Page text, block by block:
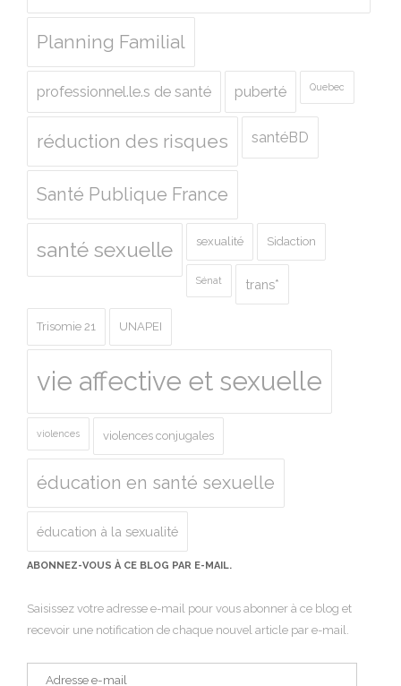
Planning Familial
professionnel.le.s de santé puberté Quebec
réduction des risques santéBD
Santé Publique France
santé sexuelle sexualité Sidaction
Sénat trans*
Trisomie 21 UNAPEI
vie affective et sexuelle
violences violences conjugales
éducation en santé sexuelle
éducation à la sexualité
ABONNEZ-VOUS À CE BLOG PAR E-MAIL.
Saisissez votre adresse e-mail pour vous abonner à ce blog et
recevoir une notification de chaque nouvel article par e-mail.
Adresse